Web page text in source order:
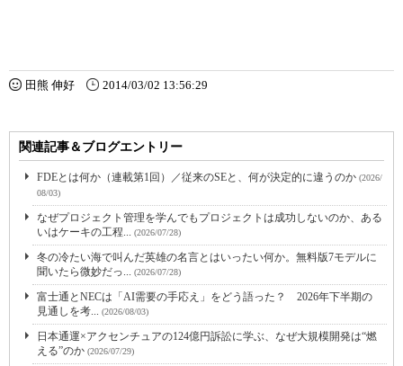
田熊 伸好 2014/03/02 13:56:29
関連記事＆ブログエントリー
FDEとは何か（連載第1回）／従来のSEと、何が決定的に違うのか (2026/
08/03)
なぜプロジェクト管理を学んでもプロジェクトは成功しないのか、ある
いはケーキの工程... (2026/07/28)
冬の冷たい海で叫んだ英雄の名言とはいったい何か。無料版7モデルに
聞いたら微妙だっ... (2026/07/28)
富士通とNECは「AI需要の手応え」をどう語った？ 2026年下半期の
見通しを考... (2026/08/03)
日本通運×アクセンチュアの124億円訴訟に学ぶ、なぜ大規模開発は“燃
える”のか (2026/07/29)